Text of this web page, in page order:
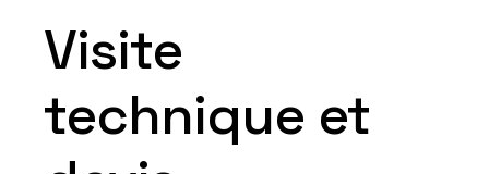
Visite
technique et